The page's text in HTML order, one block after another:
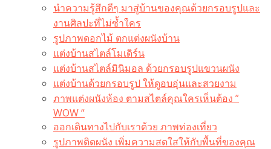
นำความรู้สึกดีๆ มาสู่บ้านของคุณด้วยกรอบรูปและ
งานศิลปะที่ไม่ซ้ำใคร
รูปภาพดอกไม้ ตกแต่งผนังบ้าน
แต่งบ้านสไตล์โมเดิร์น
แต่งบ้านสไตล์มินิมอล ด้วยกรอบรูปแขวนผนัง
แต่งบ้านด้วยกรอบรูป ให้ดูอบอุ่นและสวยงาม
ภาพแต่งผนังห้อง ตามสไตล์คุณใครเห็นต้อง ”
WOW “
ออกเดินทางไปกับเราด้วย ภาพท่องเที่ยว
รูปภาพติดผนัง เพิ่มความสดใสให้กับพื้นที่ของคุณ